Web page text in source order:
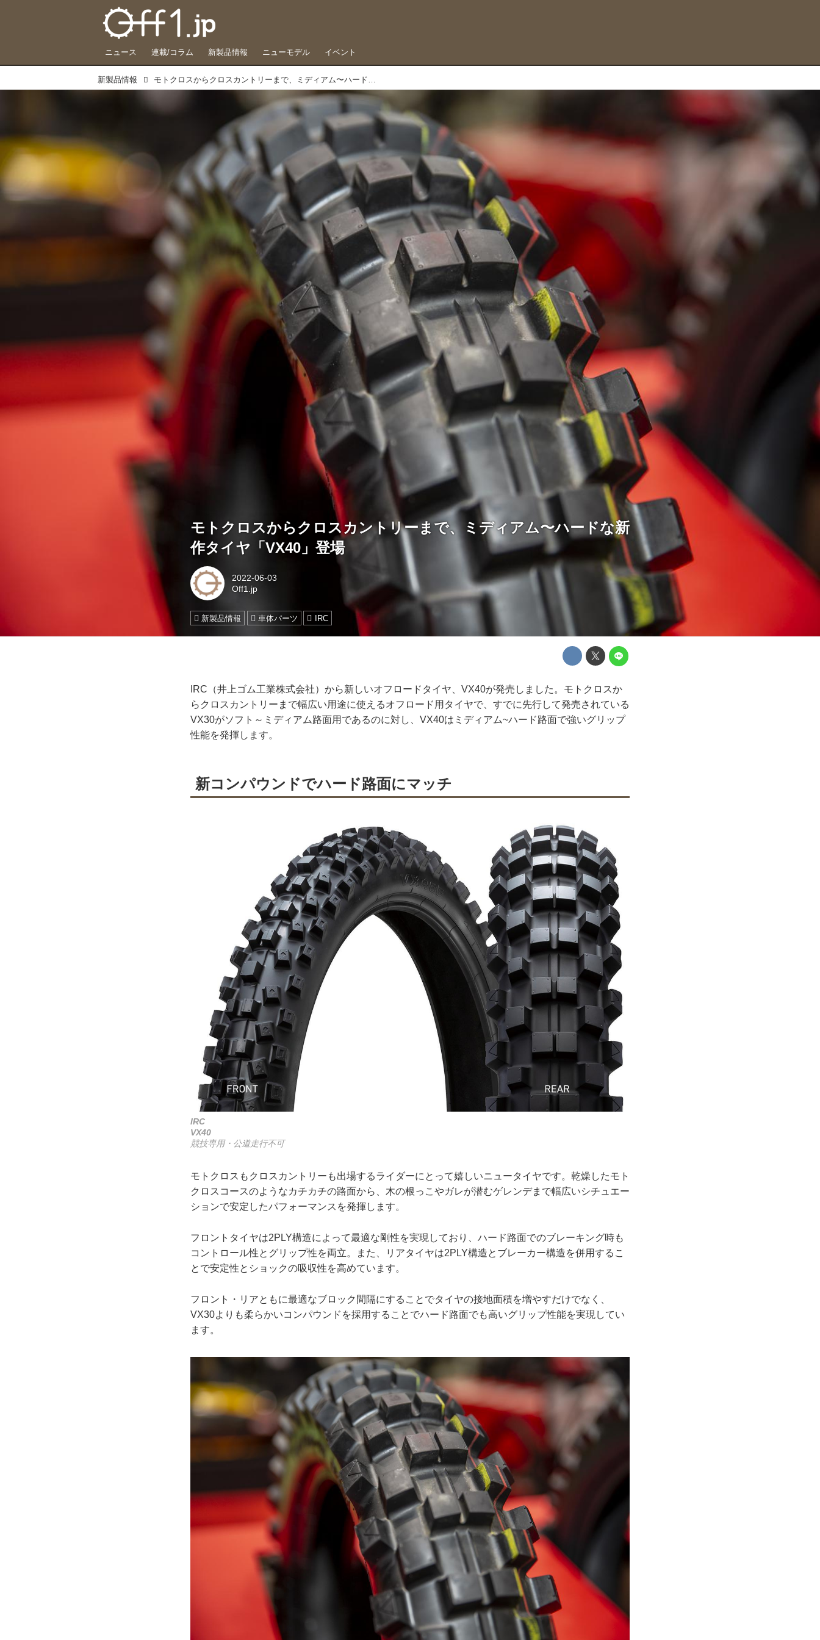
ニュース 連載/コラム 新製品情報 ニューモデル イベント
新製品情報 モトクロスからクロスカントリーまで、ミディアム〜ハードな新作タイヤ「VX40」登場
モトクロスからクロスカントリーまで、ミディアム〜ハードな新
作タイヤ「VX40」登場
2022-06-03
Off1.jp
新製品情報 車体パーツ IRC
IRC（井上ゴム工業株式会社）から新しいオフロードタイヤ、VX40が発売しました。モトクロスか
らクロスカントリーまで幅広い用途に使えるオフロード用タイヤで、すでに先行して発売されている
VX30がソフト～ミディアム路面用であるのに対し、VX40はミディアム~ハード路面で強いグリップ
性能を発揮します。
新コンパウンドでハード路面にマッチ
IRC
VX40
競技専用・公道走行不可
モトクロスもクロスカントリーも出場するライダーにとって嬉しいニュータイヤです。乾燥したモト
クロスコースのようなカチカチの路面から、木の根っこやガレが潜むゲレンデまで幅広いシチュエー
ションで安定したパフォーマンスを発揮します。
フロントタイヤは2PLY構造によって最適な剛性を実現しており、ハード路面でのブレーキング時も
コントロール性とグリップ性を両立。また、リアタイヤは2PLY構造とブレーカー構造を併用するこ
とで安定性とショックの吸収性を高めています。
フロント・リアともに最適なブロック間隔にすることでタイヤの接地面積を増やすだけでなく、
VX30よりも柔らかいコンパウンドを採用することでハード路面でも高いグリップ性能を実現してい
ます。